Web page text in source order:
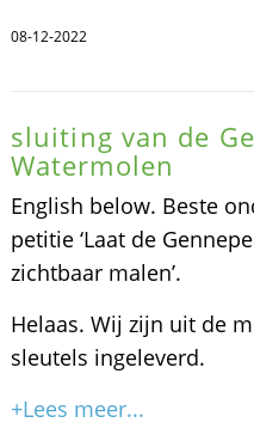
08-12-2022
sluiting van de
Watermolen
English below. Beste
petitie ‘Laat de
zichtbaar malen’.
Helaas. Wij zijn uit de
sleutels ingeleverd.
+Lees meer...